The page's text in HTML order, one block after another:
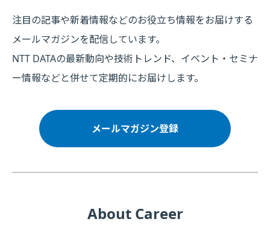
注目の記事や新着情報などのお役立ち情報をお届けする
メールマガジンを配信しています。
NTT DATAの最新動向や技術トレンド、イベント・セミナ
ー情報などと併せて定期的にお届けします。
メールマガジン登録
About Career